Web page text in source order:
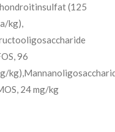
(125
kg),
96
24 mg/kg